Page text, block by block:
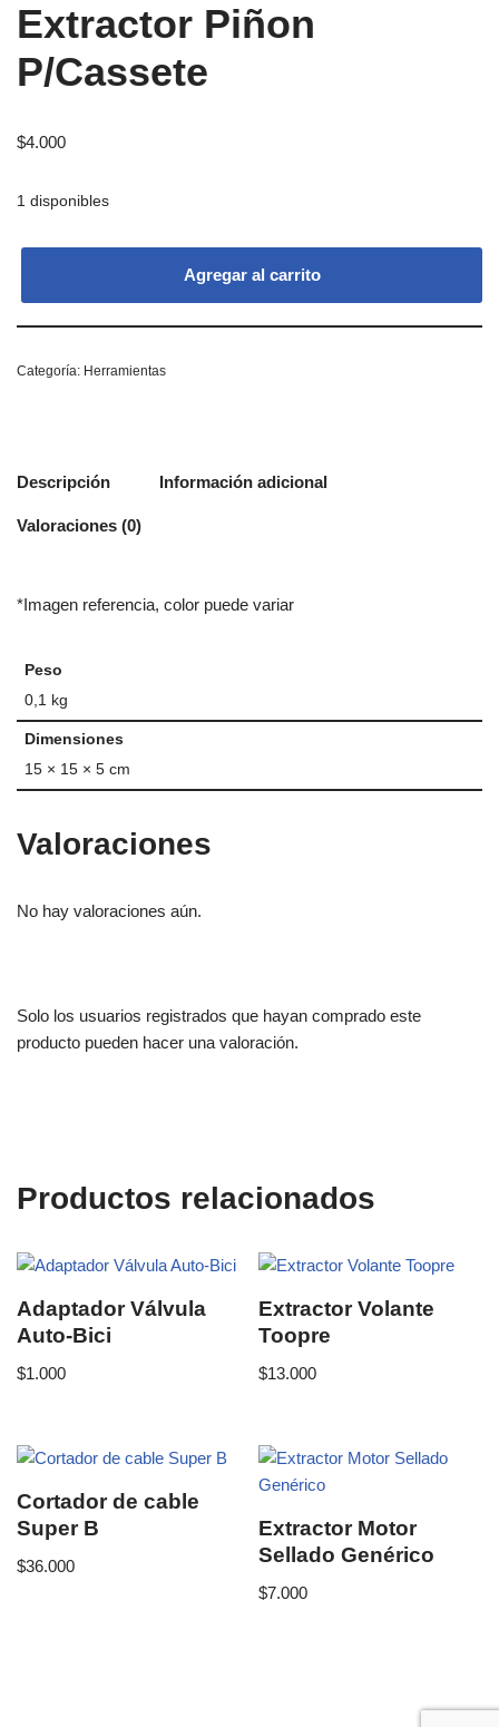
Extractor Piñon
P/Cassete
$4.000
1 disponibles
Agregar al carrito
Categoría: Herramientas
Descripción Información adicional
Valoraciones (0)
*Imagen referencia, color puede variar
Peso
0,1 kg
Dimensiones
15 × 15 × 5 cm
Valoraciones
No hay valoraciones aún.
Solo los usuarios registrados que hayan comprado este
producto pueden hacer una valoración.
Productos relacionados
Adaptador Válvula
Auto-Bici
$1.000
Extractor Volante
Toopre
$13.000
Cortador de cable
Super B
$36.000
Extractor Motor
Sellado Genérico
$7.000